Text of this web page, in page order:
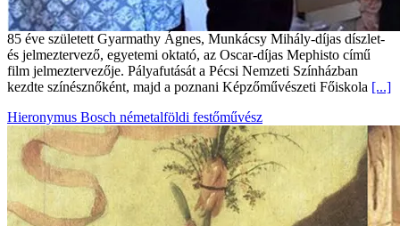
85 éve született Gyarmathy Ágnes, Munkácsy Mihály-díjas díszlet-
és jelmeztervező, egyetemi oktató, az Oscar-díjas Mephisto című
film jelmeztervezője. Pályafutását a Pécsi Nemzeti Színházban
kezdte színésznőként, majd a poznani Képzőművészeti Főiskola [...]
Hieronymus Bosch németalföldi festőművész